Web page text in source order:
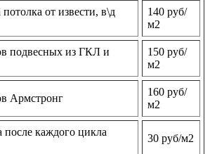
от извести, в\д
140 руб/
м2
подвесных из ГКЛ и
150 руб/
м2
Армстронг
160 руб/
м2
после каждого цикла
30 руб/м2